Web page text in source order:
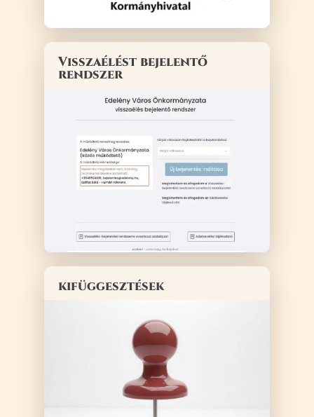
Visszaélést bejelentő
rendszer
kifüggesztések